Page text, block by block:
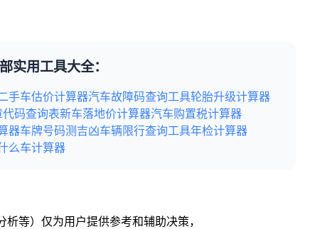
实用工具大全：
手车估价计算器汽车故障码查询工具轮胎升级计算器
代码查询表新车落地价计算器汽车购置税计算器
器车牌号码测吉凶车辆限行查询工具年检计算器
么车计算器
等）仅为用户提供参考和辅助决策，